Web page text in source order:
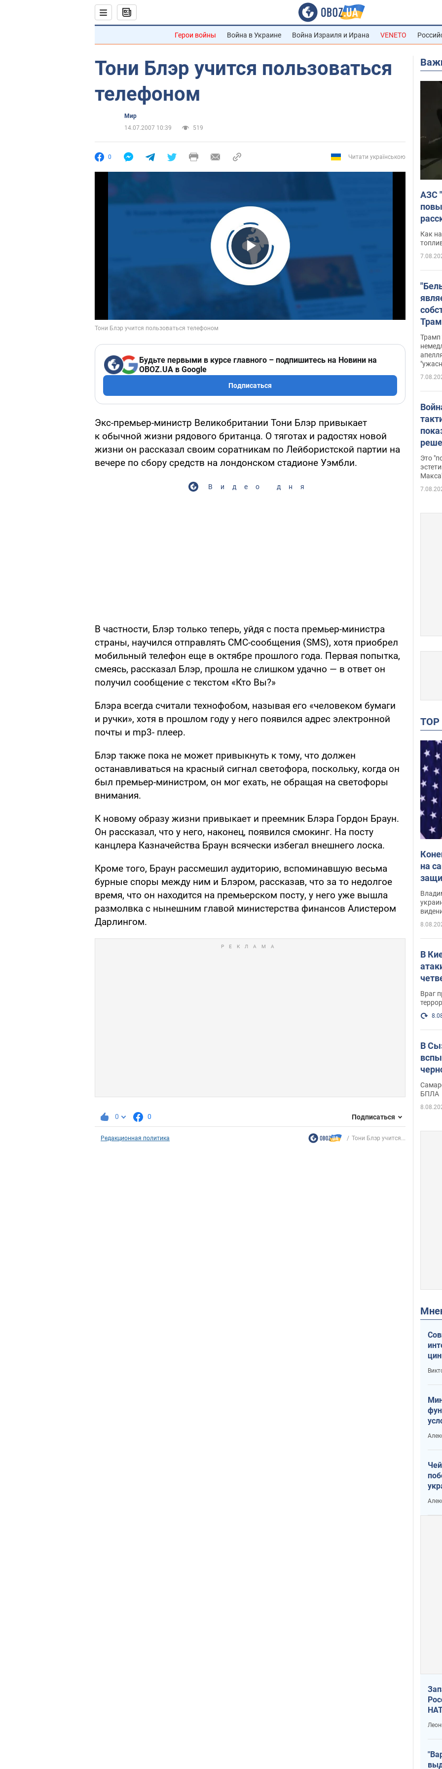
Герои войны Война в Украине Война Израиля и Ирана VENETO
Тони Блэр учится пользоваться
телефоном
Мир
14.07.2007 10:39
519
0 Читати українською
Play Video
Будьте первыми в курсе главного – подпишитесь на Новини на
OBOZ.UA в Google
Подписаться
Экс-премьер-министр Великобритании Тони Блэр привыкает
к обычной жизни рядового британца. О тяготах и радостях новой
жизни он рассказал своим соратникам по Лейбористской партии на
вечере по сбору средств на лондонском стадионе Уэмбли.
Видео дня
В частности, Блэр только теперь, уйдя с поста премьер-министра
страны, научился отправлять СМС-сообщения (SMS), хотя приобрел
мобильный телефон еще в октябре прошлого года. Первая попытка,
смеясь, рассказал Блэр, прошла не слишком удачно — в ответ он
получил сообщение с текстом «Кто Вы?»
Блэра всегда считали технофобом, называя его «человеком бумаги
и ручки», хотя в прошлом году у него появился адрес электронной
почты и mp3- плеер.
Блэр также пока не может привыкнуть к тому, что должен
останавливаться на красный сигнал светофора, поскольку, когда он
был премьер-министром, он мог ехать, не обращая на светофоры
внимания.
К новому образу жизни привыкает и преемник Блэра Гордон Браун.
Он рассказал, что у него, наконец, появился смокинг. На посту
канцлера Казначейства Браун всячески избегал внешнего лоска.
Кроме того, Браун рассмешил аудиторию, вспоминавшую весьма
бурные споры между ним и Блэром, рассказав, что за то недолгое
время, что он находится на премьерском посту, у него уже вышла
размолвка с нынешним главой министерства финансов Алистером
Дарлингом.
0 0 Подписаться
Редакционная политика Тони Блэр учится...
АЗС
Как
Трамп
Это
на
В
Враг
В
БПЛА